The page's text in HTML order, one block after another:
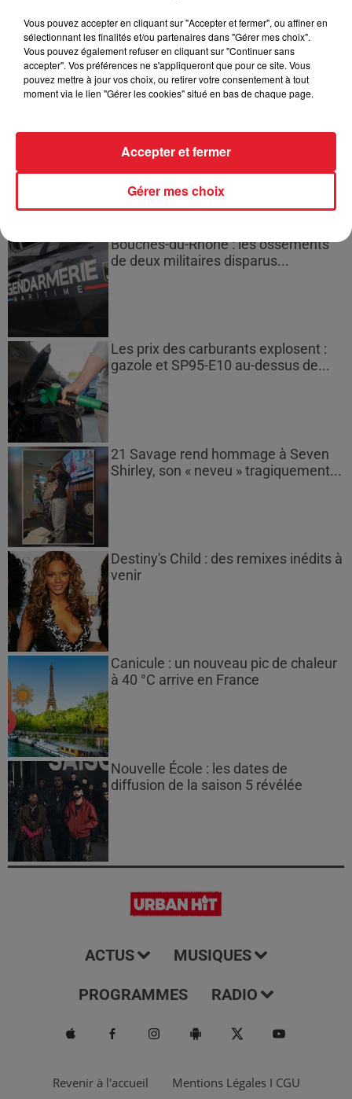
Des vitres tombent de la tour
Montparnasse : des désaccords
entre...
plusieurs semaines avant
l'extinction...
Bouches-du-Rhône : les ossements
de deux militaires disparus...
Les prix des carburants explosent :
gazole et SP95-E10 au-dessus de...
21 Savage rend hommage à Seven
Shirley, son « neveu » tragiquement...
Destiny's Child : des remixes inédits à
venir
Canicule : un nouveau pic de chaleur
à 40 °C arrive en France
Nouvelle École : les dates de
diffusion de la saison 5 révélée
ACTUS MUSIQUES
PROGRAMMES RADIO
Revenir à l'accueil Mentions Légales I CGU
Vous pouvez accepter en cliquant sur "Accepter et fermer", ou affiner en
sélectionnant les finalités et/ou partenaires dans "Gérer mes choix".
Vous pouvez également refuser en cliquant sur "Continuer sans
accepter". Vos préférences ne s'appliqueront que pour ce site. Vous
pouvez mettre à jour vos choix, ou retirer votre consentement à tout
moment via le lien "Gérer les cookies" situé en bas de chaque page.
Gérer mes choix
Accepter et fermer